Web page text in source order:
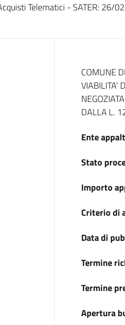
Telematici - SATER: 26/
Dati
COMUNE
VIABILITA'
DALLA L.
Ente
Stato
Importo
Criterio di
Data di
Termine
Termine
Apertura